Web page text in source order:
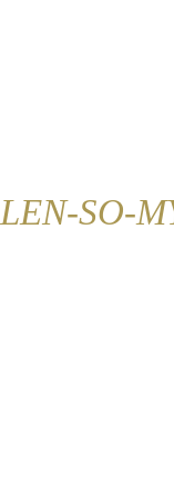
LEN-SO-